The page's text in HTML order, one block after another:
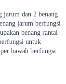
jarum dan 2 benang
jarum berfungsi
benang rantai
untuk
bawah berfungsi